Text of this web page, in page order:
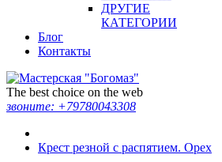
ДРУГИЕ
КАТЕГОРИИ
Блог
Контакты
The best choice on the web
звоните: +79780043308
Крест резной с распятием. Орех